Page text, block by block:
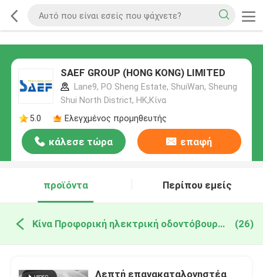
SAEF GROUP (HONG KONG) LIMITED
Lane9, PO Sheng Estate, ShuiWan, Sheung
Shui North District, HK,Κίνα
5.0
Ελεγχμένος προμηθευτής
κάλεσε τώρα επαφή
προϊόντα Περίπου εμείς
Κίνα Προφορική ηλεκτρική οδοντόβουρτσα προσοχής (26)
Λεπτή επανακαταλογηστέα